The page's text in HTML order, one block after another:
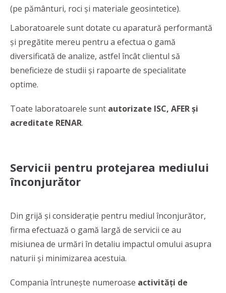
(pe pământuri, roci și materiale geosintetice).
Laboratoarele sunt dotate cu aparatură performantă
și pregătite mereu pentru a efectua o gamă
diversificată de analize, astfel încât clientul să
beneficieze de studii și rapoarte de specialitate
optime.
Toate laboratoarele sunt autorizate ISC, AFER și
acreditate RENAR.
Servicii pentru protejarea mediului
înconjurător
Din grijă şi consideraţie pentru mediul înconjurător,
firma efectuază o gamă largă de servicii ce au
misiunea de urmări în detaliu impactul omului asupra
naturii şi minimizarea acestuia.
Compania întrunește numeroase activități de